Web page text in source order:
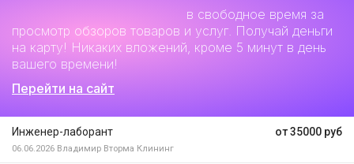
в свободное время за
просмотр обзоров товаров и услуг. Получай деньги
на карту! Никаких вложений, кроме 5 минут в день
вашего времени!
Перейти на сайт
от 35000 руб
Инженер-лаборант
06.06.2026 Владимир Вторма Клининг